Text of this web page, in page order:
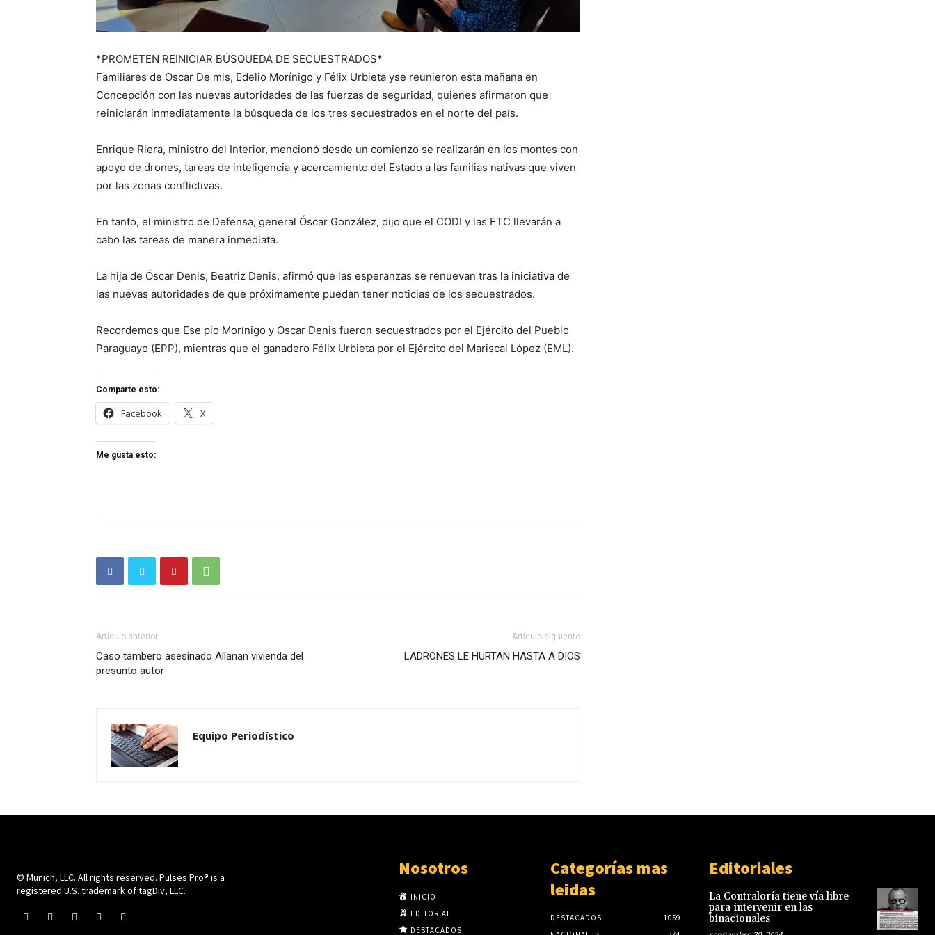
*PROMETEN REINICIAR BÚSQUEDA DE SECUESTRADOS*
Familiares de Oscar De mis, Edelio Morínigo y Félix Urbieta yse reunieron esta mañana en
Concepción con las nuevas autoridades de las fuerzas de seguridad, quienes afirmaron que
reiniciarán inmediatamente la búsqueda de los tres secuestrados en el norte del país.
Enrique Riera, ministro del Interior, mencionó desde un comienzo se realizarán en los montes con
apoyo de drones, tareas de inteligencia y acercamiento del Estado a las familias nativas que viven
por las zonas conflictivas.
En tanto, el ministro de Defensa, general Óscar González, dijo que el CODI y las FTC llevarán a
cabo las tareas de manera inmediata.
La hija de Óscar Denis, Beatriz Denis, afirmó que las esperanzas se renuevan tras la iniciativa de
las nuevas autoridades de que próximamente puedan tener noticias de los secuestrados.
Recordemos que Ese pio Morínigo y Oscar Denis fueron secuestrados por el Ejército del Pueblo
Paraguayo (EPP), mientras que el ganadero Félix Urbieta por el Ejército del Mariscal López (EML).
Comparte esto:
Facebook X
Me gusta esto:
Artículo anterior
Caso tambero asesinado Allanan vivienda del
presunto autor
Artículo siguiente
LADRONES LE HURTAN HASTA A DIOS
Equipo Periodístico
© Munich, LLC. All rights reserved. Pulses Pro® is a
registered U.S. trademark of tagDiv, LLC.
Nosotros
INICIO
EDITORIAL
DESTACADOS
Categorías mas
leidas
DESTACADOS
1059
Editoriales
La Contraloría tiene vía libre
para intervenir en las
binacionales